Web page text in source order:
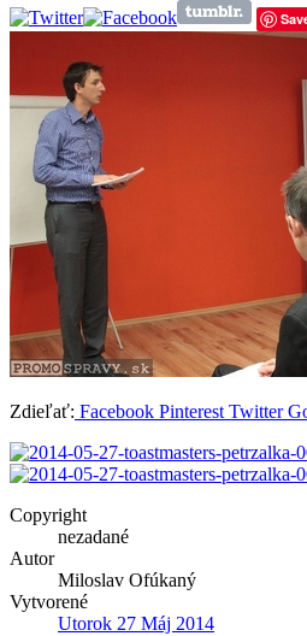
Zdieľať: Facebook Pinterest Twitter
Copyright
nezadané
Autor
Miloslav Ofúkaný
Vytvorené
Utorok 27 Máj 2014